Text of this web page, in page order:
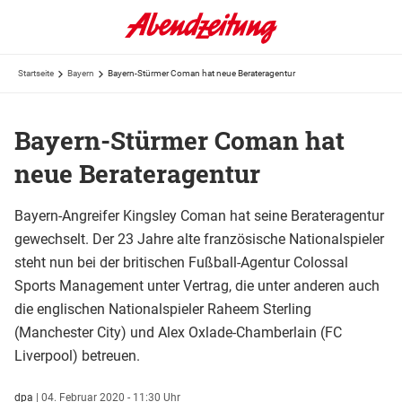
Startseite Bayern Bayern-Stürmer Coman hat neue Berateragentur
Bayern-Stürmer Coman hat
neue Berateragentur
Bayern-Angreifer Kingsley Coman hat seine Berateragentur
gewechselt. Der 23 Jahre alte französische Nationalspieler
steht nun bei der britischen Fußball-Agentur Colossal
Sports Management unter Vertrag, die unter anderen auch
die englischen Nationalspieler Raheem Sterling
(Manchester City) und Alex Oxlade-Chamberlain (FC
Liverpool) betreuen.
dpa | 04. Februar 2020 - 11:30 Uhr